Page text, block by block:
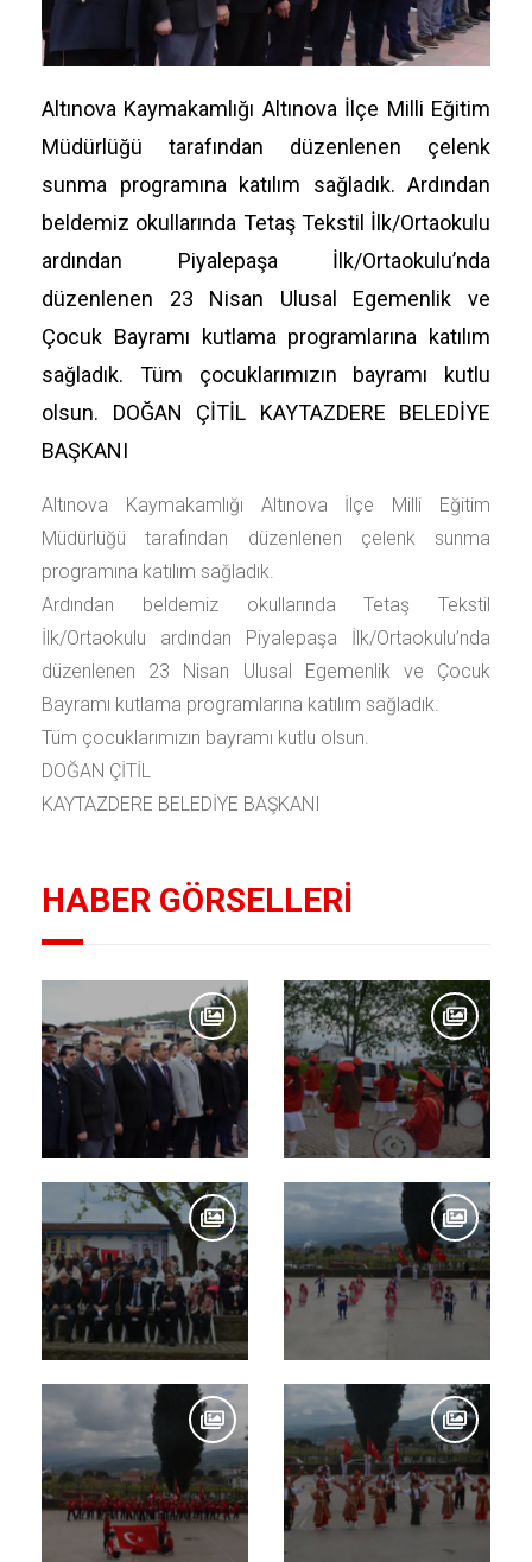
Altınova Kaymakamlığı Altınova İlçe Milli Eğitim
Müdürlüğü tarafından düzenlenen çelenk
sunma programına katılım sağladık. Ardından
beldemiz okullarında Tetaş Tekstil İlk/Ortaokulu
ardından Piyalepaşa İlk/Ortaokulu’nda
düzenlenen 23 Nisan Ulusal Egemenlik ve
Çocuk Bayramı kutlama programlarına katılım
sağladık. Tüm çocuklarımızın bayramı kutlu
olsun. DOĞAN ÇİTİL KAYTAZDERE BELEDİYE
BAŞKANI
Altınova Kaymakamlığı Altınova İlçe Milli Eğitim
Müdürlüğü tarafından düzenlenen çelenk sunma
programına katılım sağladık.
Ardından beldemiz okullarında Tetaş Tekstil
İlk/Ortaokulu ardından Piyalepaşa İlk/Ortaokulu’nda
düzenlenen 23 Nisan Ulusal Egemenlik ve Çocuk
Bayramı kutlama programlarına katılım sağladık.
Tüm çocuklarımızın bayramı kutlu olsun.
DOĞAN ÇİTİL
KAYTAZDERE BELEDİYE BAŞKANI
HABER GÖRSELLERİ